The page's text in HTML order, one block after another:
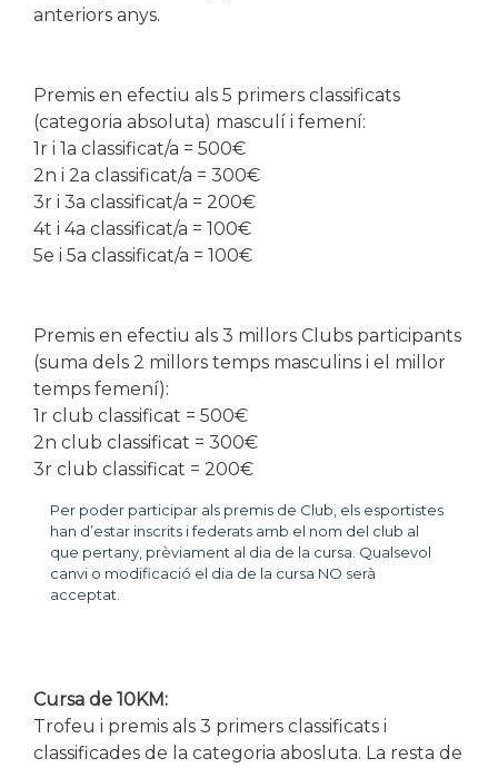
anteriors anys.
Premis en efectiu als 5 primers classificats
(categoria absoluta) masculí i femení:
1r i 1a classificat/a = 500€
2n i 2a classificat/a = 300€
3r i 3a classificat/a = 200€
4t i 4a classificat/a = 100€
5e i 5a classificat/a = 100€
Premis en efectiu als 3 millors Clubs participants
(suma dels 2 millors temps masculins i el millor
temps femení):
1r club classificat = 500€
2n club classificat = 300€
3r club classificat = 200€
Per poder participar als premis de Club, els esportistes
han d’estar inscrits i federats amb el nom del club al
que pertany, prèviament al dia de la cursa. Qualsevol
canvi o modificació el dia de la cursa NO serà
acceptat.
Cursa de 10KM:
Trofeu i premis als 3 primers classificats i
classificades de la categoria abosluta. La resta de